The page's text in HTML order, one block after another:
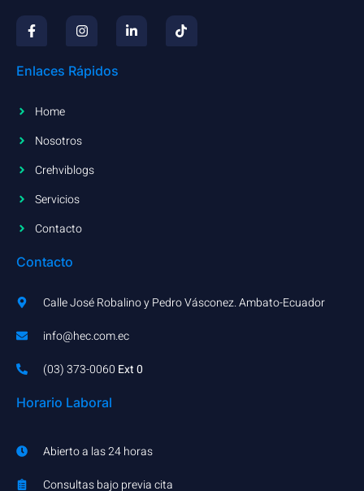
Enlaces Rápidos
Home
Nosotros
Crehviblogs
Servicios
Contacto
Contacto
Calle José Robalino y Pedro Vásconez. Ambato-Ecuador
info@hec.com.ec
(03) 373-0060​ Ext 0
Horario Laboral
Abierto a las 24 horas
Consultas bajo previa cita